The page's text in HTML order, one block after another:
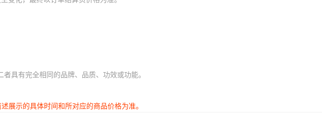
具有完全相同的品牌、品质、功效或功能。
展示的具体时间和所对应的商品价格为准。